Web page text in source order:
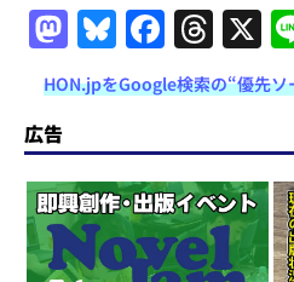
M
a
st
o
d
o
n
Bl
u
e
s
k
y
F
a
c
e
b
o
o
T
h
re
a
d
s
X
HON.jpをGoogle検索の“優先ソ
広告